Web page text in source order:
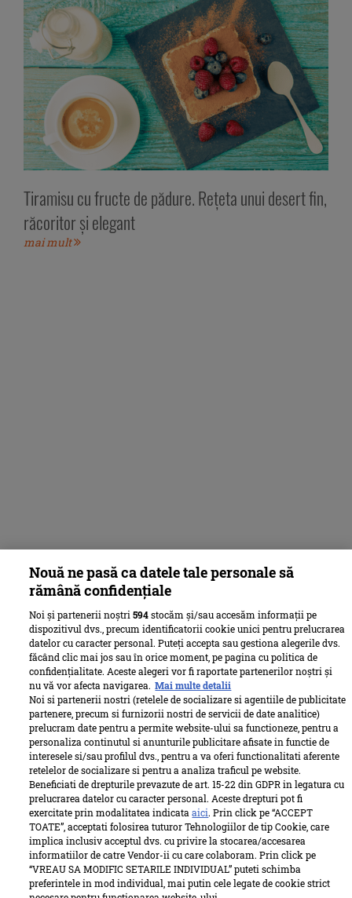
Tiramisu cu fructe de pădure. Rețeta unui desert fin,
răcoritor și elegant
mai mult
Nouă ne pasă ca datele tale personale să
rămână confidențiale
Noi și partenerii noștri594stocăm și/sau accesăm informații pe
dispozitivul dvs., precum identificatorii cookie unici pentru prelucrarea
datelor cu caracter personal. Puteți accepta sau gestiona alegerile dvs.
făcând clic mai jos sau în orice moment, pe pagina cu politica de
confidențialitate. Aceste alegeri vor fi raportate partenerilor noștri și
nu vă vor afecta navigarea. Mai multe detalii
Noi si partenerii nostri (retelele de socializare si agentiile de publicitate
partenere, precum si furnizorii nostri de servicii de date analitice)
prelucram date pentru a permite website-ului sa functioneze, pentru a
personaliza continutul si anunturile publicitare afisate in functie de
interesele si/sau profilul dvs., pentru a va oferi functionalitati aferente
retelelor de socializare si pentru a analiza traficul pe website.
Beneficiati de drepturile prevazute de art. 15-22 din GDPR in legatura cu
prelucrarea datelor cu caracter personal. Aceste drepturi pot fi
exercitate prin modalitatea indicataaici. Prin click pe “ACCEPT
TOATE”, acceptati folosirea tuturor Tehnologiilor de tip Cookie, care
implica inclusiv acceptul dvs. cu privire la stocarea/accesarea
informatiilor de catre Vendor-ii cu care colaboram. Prin click pe
“VREAU SA MODIFIC SETARILE INDIVIDUAL” puteti schimba
preferintele in mod individual, mai putin cele legate de cookie strict